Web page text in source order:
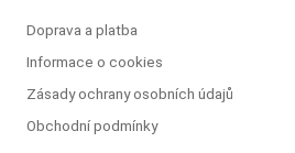
Doprava a platba
Informace o cookies
Zásady ochrany osobních údajů
Obchodní podmínky